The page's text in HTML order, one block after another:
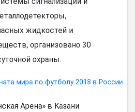
жидкостей и
организовано 30
охраны.
Арена» в Казани